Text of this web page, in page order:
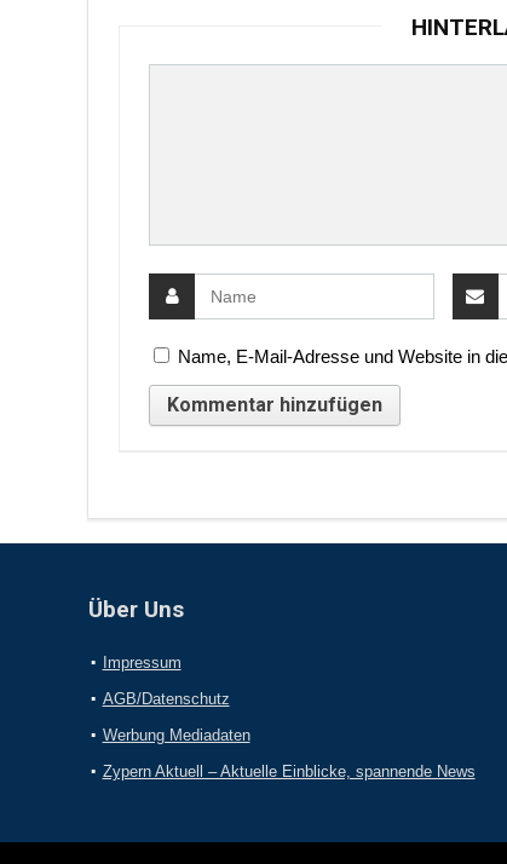
Name, E-Mail-Adresse und Website in
Über Uns
Impressum
AGB/Datenschutz
Werbung Mediadaten
Zypern Aktuell – Aktuelle Einblicke, spannende News